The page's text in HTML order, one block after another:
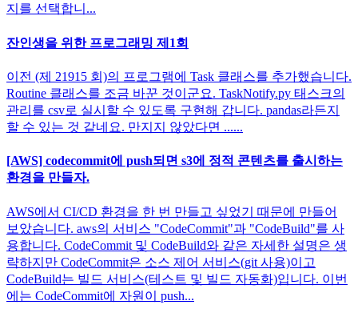
지를 선택합니...
잔인생을 위한 프로그래밍 제1회
이전 (제 21915 회)의 프로그램에 Task 클래스를 추가했습니다.
Routine 클래스를 조금 바꾼 것이군요. TaskNotify.py 태스크의
관리를 csv로 실시할 수 있도록 구현해 갑니다. pandas라든지
할 수 있는 것 같네요. 만지지 않았다면 ......
[AWS] codecommit에 push되면 s3에 정적 콘텐츠를 출시하는
환경을 만들자.
AWS에서 CI/CD 환경을 한 번 만들고 싶었기 때문에 만들어
보았습니다. aws의 서비스 "CodeCommit"과 "CodeBuild"를 사
용합니다. CodeCommit 및 CodeBuild와 같은 자세한 설명은 생
략하지만 CodeCommit은 소스 제어 서비스(git 사용)이고
CodeBuild는 빌드 서비스(테스트 및 빌드 자동화)입니다. 이번
에는 CodeCommit에 자원이 push...